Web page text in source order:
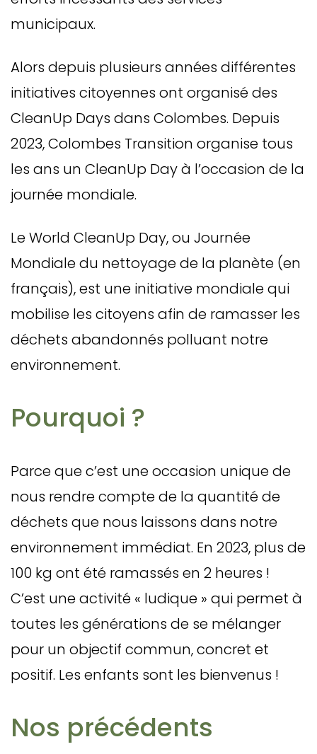
municipaux.
Alors depuis plusieurs années différentes
initiatives citoyennes ont organisé des
CleanUp Days dans Colombes. Depuis
2023, Colombes Transition organise tous
les ans un CleanUp Day à l’occasion de la
journée mondiale.
Le World CleanUp Day, ou Journée
Mondiale du nettoyage de la planète (en
français), est une initiative mondiale qui
mobilise les citoyens afin de ramasser les
déchets abandonnés polluant notre
environnement.
Pourquoi ?
Parce que c’est une occasion unique de
nous rendre compte de la quantité de
déchets que nous laissons dans notre
environnement immédiat. En 2023, plus de
100 kg ont été ramassés en 2 heures !
C’est une activité « ludique » qui permet à
toutes les générations de se mélanger
pour un objectif commun, concret et
positif. Les enfants sont les bienvenus !
Nos précédents